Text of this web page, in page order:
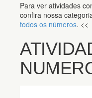
Para ver atividades
confira nossa
todos os números. <<